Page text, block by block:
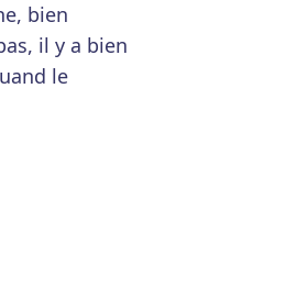
bien
il y a bien
le